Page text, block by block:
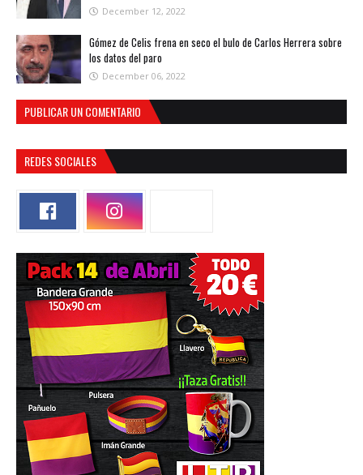
December 12, 2022
Gómez de Celis frena en seco el bulo de Carlos Herrera sobre
los datos del paro
December 06, 2022
PUBLICAR UN COMENTARIO
REDES SOCIALES